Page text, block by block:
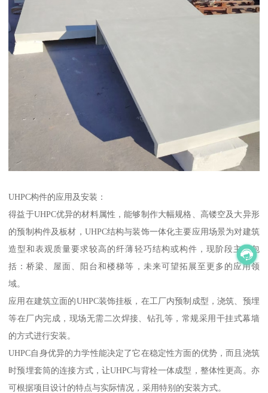
UHPC构件的应用及安装：
得益于UHPC优异的材料属性，能够制作大幅规格、高镂空及大异形
的预制构件及板材，UHPC结构与装饰一体化主要应用场景为对建筑
造型和表观质量要求较高的纤薄轻巧结构或构件，现阶段主要包
括：桥梁、屋面、阳台和楼梯等，未来可望拓展至更多的应用领
域。
应用在建筑立面的UHPC装饰挂板，在工厂内预制成型，浇筑、预埋
等在厂内完成，现场无需二次焊接、钻孔等，常规采用干挂式幕墙
的方式进行安装。
UHPC自身优异的力学性能决定了它在稳定性方面的优势，而且浇筑
时预埋套筒的连接方式，让UHPC与背栓一体成型，整体性更高。亦
可根据项目设计的特点与实际情况，采用特别的安装方式。